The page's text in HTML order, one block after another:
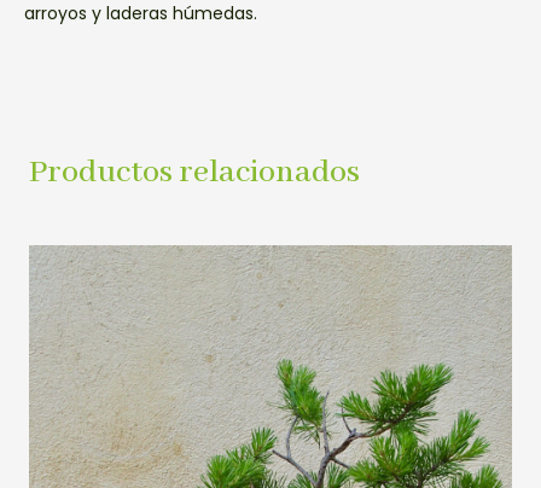
arroyos y laderas húmedas.
Productos relacionados